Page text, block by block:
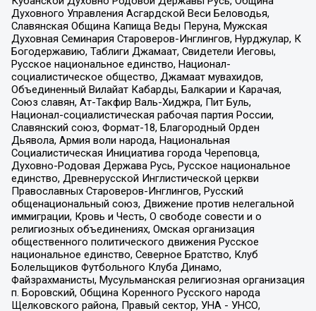
Духовного Управления Асгардской Веси Беловодья,
Славянская Община Капища Веды Перуна, Мужская
Духовная Семинария Староверов-Инглингов, Нурджулар, К
Богодержавию, Таблиги Джамаат, Свидетели Иеговы,
Русское национальное единство, Национал-
социалистическое общество, Джамаат мувахидов,
Объединенный Вилайат Кабарды, Балкарии и Карачая,
Союз славян, Ат-Такфир Валь-Хиджра, Пит Буль,
Национал-социалистическая рабочая партия России,
Славянский союз, Формат-18, Благородный Орден
Дьявола, Армия воли народа, Национальная
Социалистическая Инициатива города Череповца,
Духовно-Родовая Держава Русь, Русское национальное
единство, Древнерусской Инглистической церкви
Православных Староверов-Инглингов, Русский
общенациональный союз, Движение против нелегальной
иммиграции, Кровь и Честь, О свободе совести и о
религиозных объединениях, Омская организация
общественного политического движения Русское
национальное единство, Северное Братство, Клуб
Болельщиков Футбольного Клуба Динамо,
Файзрахманисты, Мусульманская религиозная организация
п. Боровский, Община Коренного Русского народа
Щелковского района, Правый сектор, УНА - УНСО,